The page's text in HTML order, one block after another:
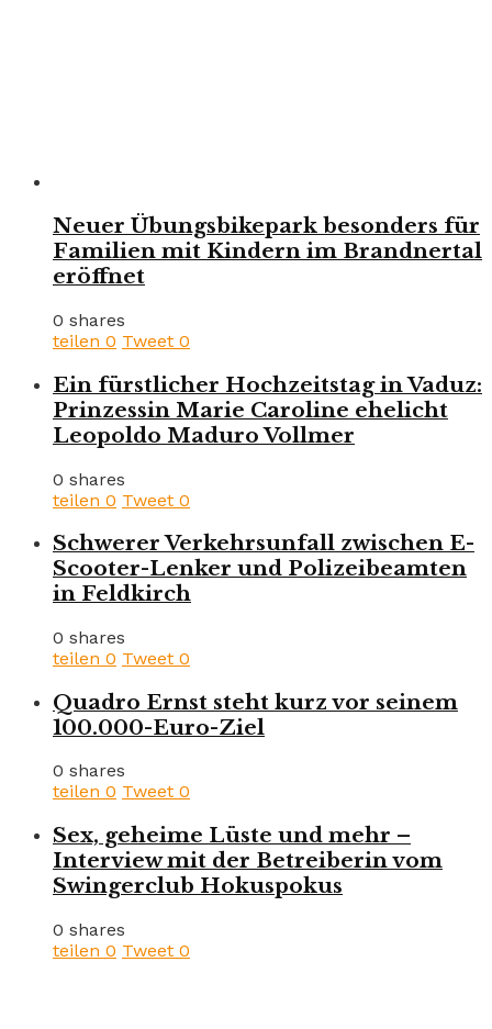
Neuer Übungsbikepark besonders für
Familien mit Kindern im Brandnertal
eröffnet
0 shares
teilen 0 Tweet 0
Ein fürstlicher Hochzeitstag in Vaduz:
Prinzessin Marie Caroline ehelicht
Leopoldo Maduro Vollmer
0 shares
teilen 0 Tweet 0
Schwerer Verkehrsunfall zwischen E-
Scooter-Lenker und Polizeibeamten
in Feldkirch
0 shares
teilen 0 Tweet 0
Quadro Ernst steht kurz vor seinem
100.000-Euro-Ziel
0 shares
teilen 0 Tweet 0
Sex, geheime Lüste und mehr –
Interview mit der Betreiberin vom
Swingerclub Hokuspokus
0 shares
teilen 0 Tweet 0